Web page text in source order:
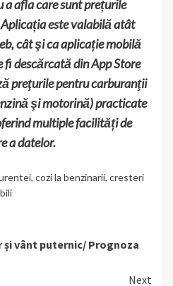
afla care sunt prețurile
este valabilă atât
cât şi ca aplicație mobilă
fi descărcată din App Store
preţurile pentru carburanţii
şi motorină) practicate
multiple facilități de
a datelor.
, cozi la benzinarii, cresteri
vânt puternic/ Prognoza
Next